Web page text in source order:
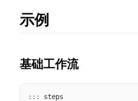
示例
基础工作流
::: steps